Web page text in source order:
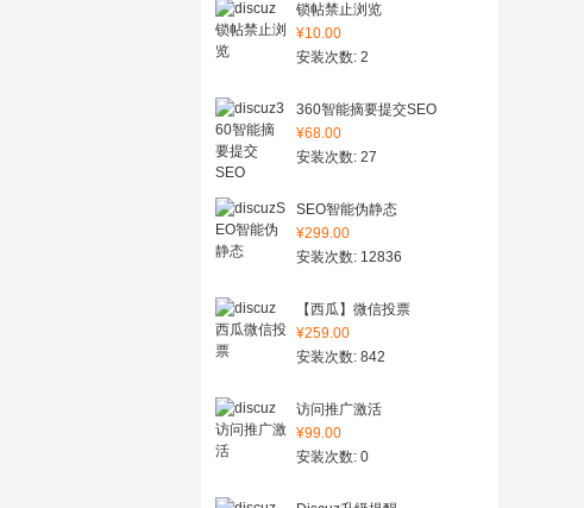
锁帖禁止浏览
¥10.00
安装次数: 2
360智能摘要提交SEO
¥68.00
安装次数: 27
SEO智能伪静态
¥299.00
安装次数: 12836
【西瓜】微信投票
¥259.00
安装次数: 842
访问推广激活
¥99.00
安装次数: 0